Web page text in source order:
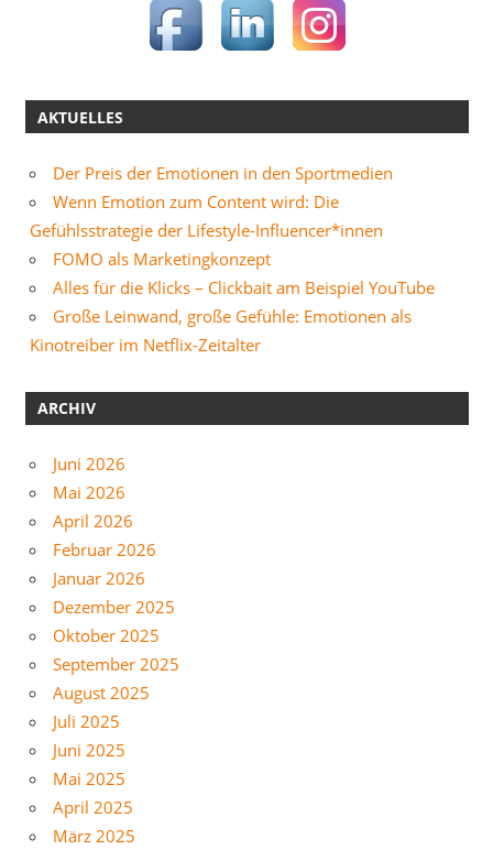
AKTUELLES
Der Preis der Emotionen in den Sportmedien
Wenn Emotion zum Content wird: Die
Gefühlsstrategie der Lifestyle-Influencer*innen
FOMO als Marketingkonzept
Alles für die Klicks – Clickbait am Beispiel YouTube
Große Leinwand, große Gefühle: Emotionen als
Kinotreiber im Netflix-Zeitalter
ARCHIV
Juni 2026
Mai 2026
April 2026
Februar 2026
Januar 2026
Dezember 2025
Oktober 2025
September 2025
August 2025
Juli 2025
Juni 2025
Mai 2025
April 2025
März 2025